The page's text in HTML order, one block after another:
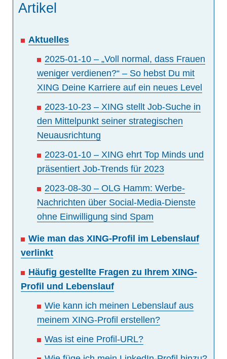
Artikel
Aktuelles
2025-01-10 – „Voll normal, dass Frauen
weniger verdienen?“ – So hebst Du mit
XING Deine Karriere auf ein neues Level
2023-10-23 – XING stellt Job-Suche in
den Mittelpunkt seiner strategischen
Neuausrichtung
2023-01-10 – XING ehrt Top Minds und
präsentiert Job-Trends für 2023
2023-08-30 – OLG Hamm: Werbe-
Nachrichten über Social-Media-Dienste
ohne Einwilligung sind Spam
Wie man das XING-Profil im Lebenslauf
verlinkt
Häufig gestellte Fragen zu Ihrem XING-
Profil und Lebenslauf
Wie kann ich meinen Lebenslauf aus
meinem XING-Profil erstellen?
Was ist eine Profil-URL?